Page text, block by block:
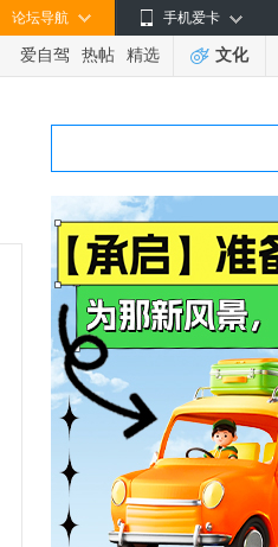
手机爱卡
论坛导航
爱自驾 热帖 精选 文化